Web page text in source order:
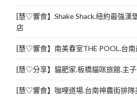
[慧♡響食】Shake Shack.紐約最強漢
店
[慧♡響食】南美春室THE POOL.台
[慧♡分享】貓肥家.板橋貓咪旅館.主
[慧♡響食】咖哩道場.台南神農街排隊